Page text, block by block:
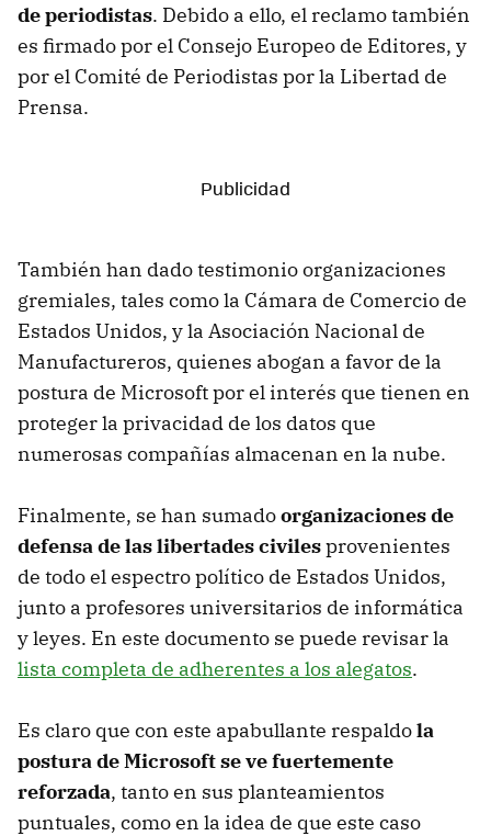
de periodistas. Debido a ello, el reclamo también
es firmado por el Consejo Europeo de Editores, y
por el Comité de Periodistas por la Libertad de
Prensa.
También han dado testimonio organizaciones
gremiales, tales como la Cámara de Comercio de
Estados Unidos, y la Asociación Nacional de
Manufactureros, quienes abogan a favor de la
postura de Microsoft por el interés que tienen en
proteger la privacidad de los datos que
numerosas compañías almacenan en la nube.
Finalmente, se han sumadoorganizaciones de
defensa de las libertades civilesprovenientes
de todo el espectro político de Estados Unidos,
junto a profesores universitarios de informática
y leyes. En este documento se puede revisar la
lista completa de adherentes a los alegatos.
Es claro que con este apabullante respaldola
postura de Microsoft se ve fuertemente
reforzada, tanto en sus planteamientos
puntuales, como en la idea de que este caso